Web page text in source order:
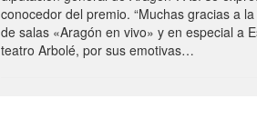
conocedor del premio. “Muchas gracias a
de salas «Aragón en vivo» y en especial a
teatro Arbolé, por sus emotivas…